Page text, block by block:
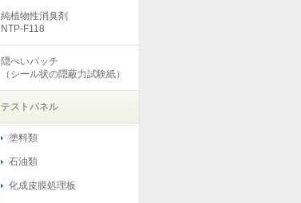
純植物性消臭剤
NTP-F118
隠ぺいパッチ
（シール状の隠蔽力試験紙）
テストパネル
塗料類
石油類
化成皮膜処理板